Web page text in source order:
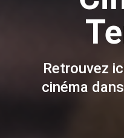
Retrouvez
cinéma